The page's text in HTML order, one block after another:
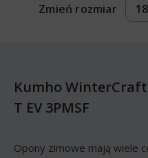
Zmień rozmiar
Kumho WinterCraft
T EV 3PMSF
Opony zimowe mają wiele